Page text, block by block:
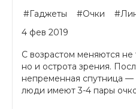
#Гаджеты #Очки
4 фев 2019
С возрастом меняются не
но и острота зрения.
непременная спутница
люди имеют 3-4 пары